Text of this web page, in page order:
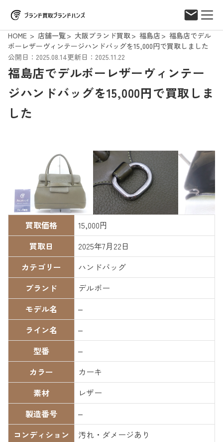
HOME 店舗一覧 大阪ブランド買取 福島店
福島店でデル
ボーレザーヴィンテージハンドバッグを15,000円で買取しました
公開日：2025.08.14更新日：2025.11.22
福島店でデルボーレザーヴィンテー
ジハンドバッグを15,000円で買取しま
した
買取価格
15,000円
買取日
2025年7月22日
カテゴリー
ハンドバッグ
ブランド
デルボー
モデル名
–
ライン名
–
型番
–
カラー
カーキ
素材
レザー
製造番号
–
コンディション
汚れ・ダメージあり